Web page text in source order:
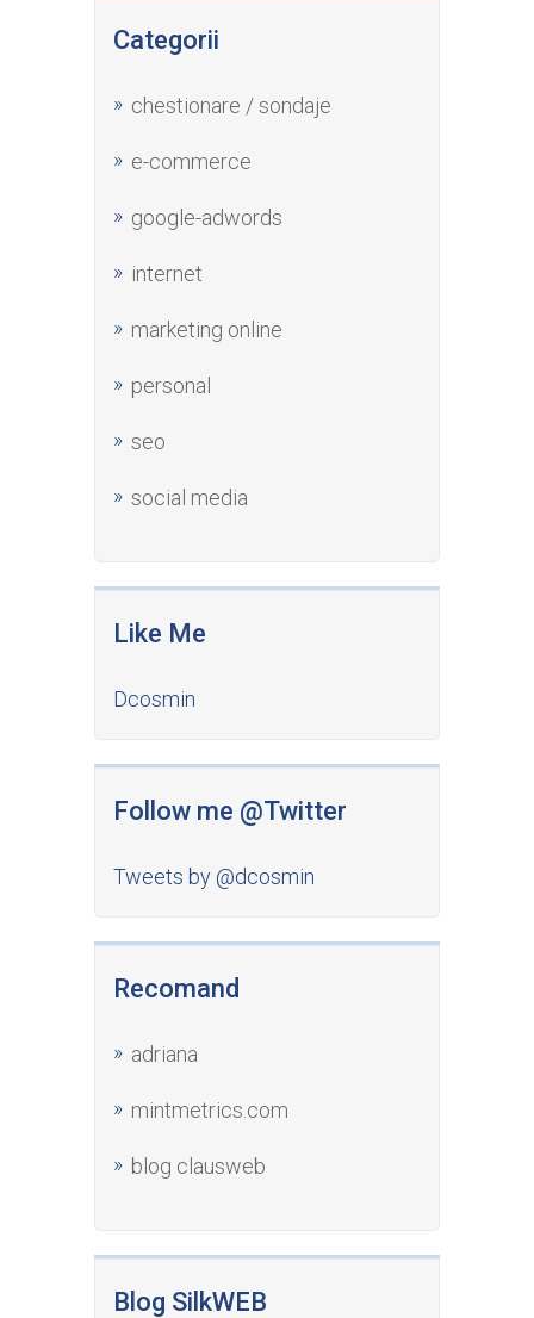
Categorii
chestionare / sondaje
e-commerce
google-adwords
internet
marketing online
personal
seo
social media
Like Me
Dcosmin
Follow me @Twitter
Tweets by @dcosmin
Recomand
adriana
mintmetrics.com
blog clausweb
Blog SilkWEB